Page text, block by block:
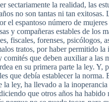
sectariamente la realidad, las
no son tantas ni tan
el espantoso número de
y compañeras estables de
fiscales, forenses, psicólogos,
tratos, por haber permitido
que deben auxiliar a
en su primera parte la ley.
que debía establecer la
ley, ha llevado a la
que otros años ha